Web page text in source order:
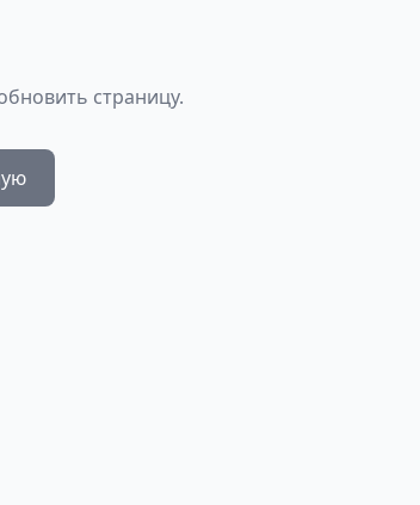
страницу.